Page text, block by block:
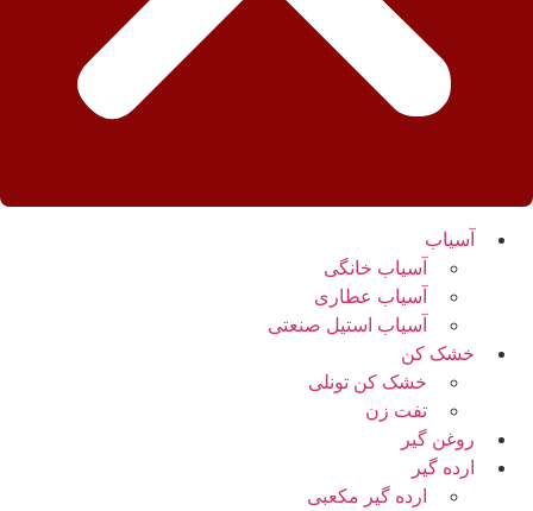
آسیاب
آسیاب خانگی
آسیاب عطاری
آسیاب استیل صنعتی
خشک کن
خشک کن تونلی
تفت زن
روغن گیر
ارده گیر
ارده گیر مکعبی